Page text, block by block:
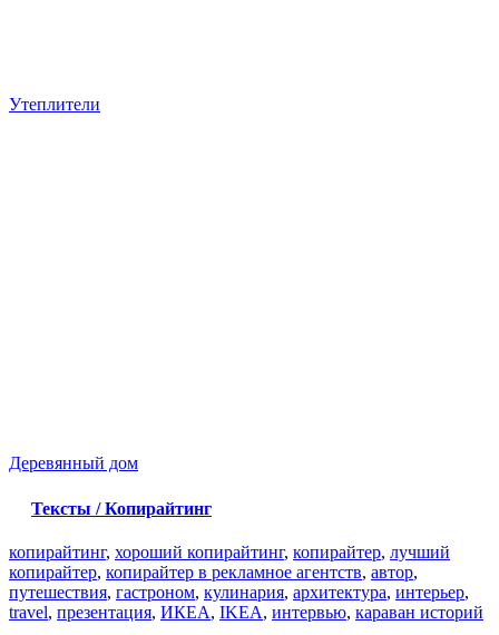
Утеплители
Деревянный дом
Тексты / Копирайтинг
копирайтинг, хороший копирайтинг, копирайтер, лучший
копирайтер, копирайтер в рекламное агентств, автор,
путешествия, гастроном, кулинария, архитектура, интерьер,
travel, презентация, ИКЕА, IKEA, интервью, караван историй